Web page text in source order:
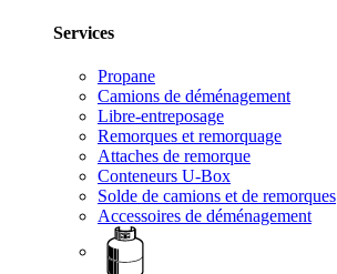
Services
Propane
Camions de déménagement
Libre-entreposage
Remorques et remorquage
Attaches de remorque
Conteneurs U-Box
Solde de camions et de remorques
Accessoires de déménagement